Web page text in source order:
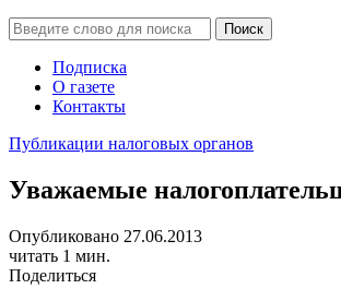
Подписка
О газете
Контакты
Публикации налоговых органов
Уважаемые
Опубликовано 27.06.2013
читать 1 мин.
Поделиться